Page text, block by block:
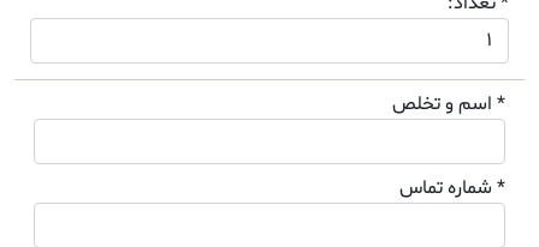
* اسم و تخلص
* شماره تماس